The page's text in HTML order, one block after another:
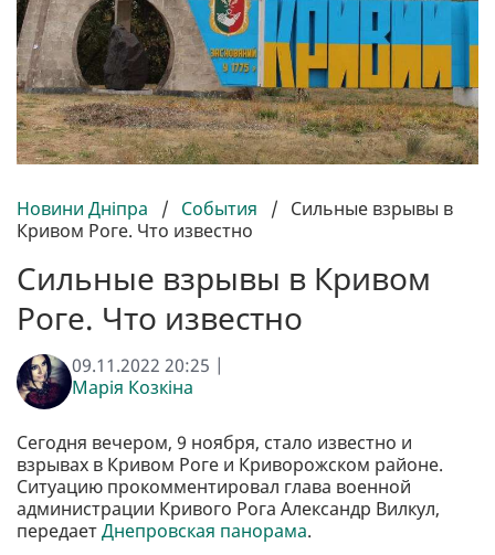
Новини Дніпра / События / Сильные взрывы в
Кривом Роге. Что известно
Сильные взрывы в Кривом
Роге. Что известно
09.11.2022 20:25 |
Марія Козкіна
Сегодня вечером, 9 ноября, стало известно и
взрывах в Кривом Роге и Криворожском районе.
Ситуацию прокомментировал глава военной
администрации Кривого Рога Александр Вилкул,
передаетДнепровская панорама.